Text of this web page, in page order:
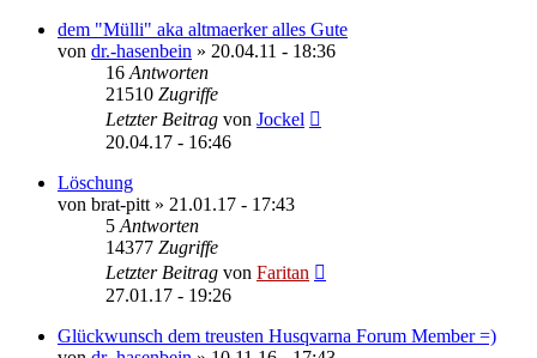
dem "Mülli" aka altmaerker alles Gute
von dr.-hasenbein » 20.04.11 - 18:36
16 Antworten
21510 Zugriffe
Letzter Beitrag von Jockel
20.04.17 - 16:46
Löschung
von brat-pitt » 21.01.17 - 17:43
5 Antworten
14377 Zugriffe
Letzter Beitrag von Faritan
27.01.17 - 19:26
Glückwunsch dem treusten Husqvarna Forum Member =)